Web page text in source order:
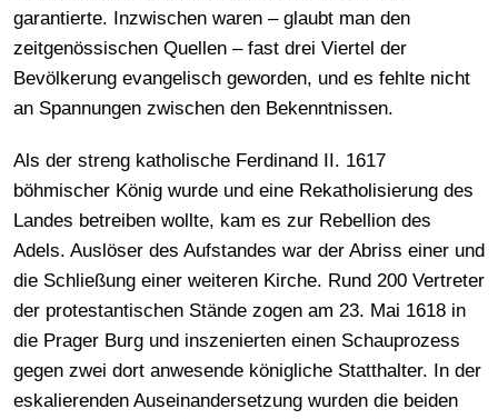
garantierte. Inzwischen waren – glaubt man den
zeitgenössischen Quellen – fast drei Viertel der
Bevölkerung evangelisch geworden, und es fehlte nicht
an Spannungen zwischen den Bekenntnissen.
Als der streng katholische Ferdinand II. 1617
böhmischer König wurde und eine Rekatholisierung des
Landes betreiben wollte, kam es zur Rebellion des
Adels. Auslöser des Aufstandes war der Abriss einer und
die Schließung einer weiteren Kirche. Rund 200 Vertreter
der protestantischen Stände zogen am 23. Mai 1618 in
die Prager Burg und inszenierten einen Schauprozess
gegen zwei dort anwesende königliche Statthalter. In der
eskalierenden Auseinandersetzung wurden die beiden